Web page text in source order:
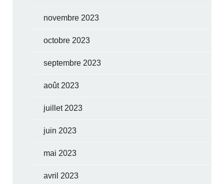
novembre 2023
octobre 2023
septembre 2023
août 2023
juillet 2023
juin 2023
mai 2023
avril 2023